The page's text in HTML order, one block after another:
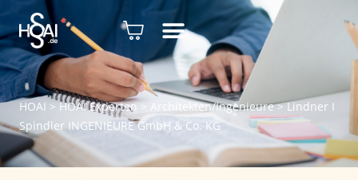
HOAI > HOAI Experten> Architekten/Ingenieure>Lindner I
Spindler INGENIEURE GmbH & Co. KG